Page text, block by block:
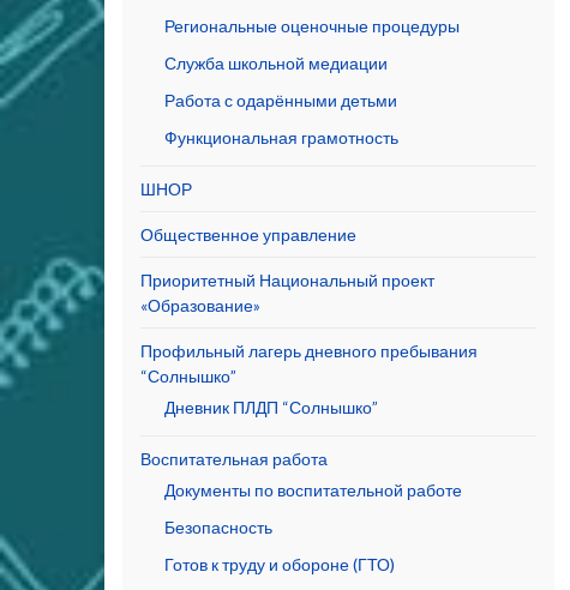
Региональные оценочные процедуры
Служба школьной медиации
Работа с одарёнными детьми
Функциональная грамотность
ШНОР
Общественное управление
Приоритетный Национальный проект
«Образование»
Профильный лагерь дневного пребывания
“Солнышко”
Дневник ПЛДП “Солнышко”
Воспитательная работа
Документы по воспитательной работе
Безопасность
Готов к труду и обороне (ГТО)